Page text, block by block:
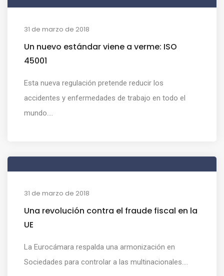
31 de marzo de 2018
Un nuevo estándar viene a verme: ISO
45001
Esta nueva regulación pretende reducir los
accidentes y enfermedades de trabajo en todo el
mundo....
31 de marzo de 2018
Una revolución contra el fraude fiscal en la
UE
La Eurocámara respalda una armonización en
Sociedades para controlar a las multinacionales....